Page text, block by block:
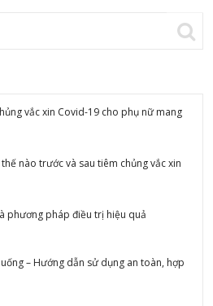
vắc xin Covid-19 cho phụ nữ mang
nào trước và sau tiêm chủng vắc xin
phương pháp điều trị hiệu quả
– Hướng dẫn sử dụng an toàn, hợp